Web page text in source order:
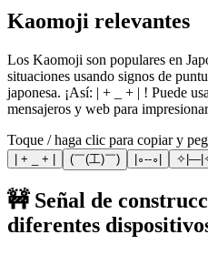
Kaomoji relevantes
Los Kaomoji son populares en
situaciones usando signos de
japonesa. ¡Así: | + _ + | ! Puede
mensajeros y web para
Toque / haga clic para copiar y
| + _ + | (￣(工)￣) |∘--∘|
🚧 Señal de
diferentes